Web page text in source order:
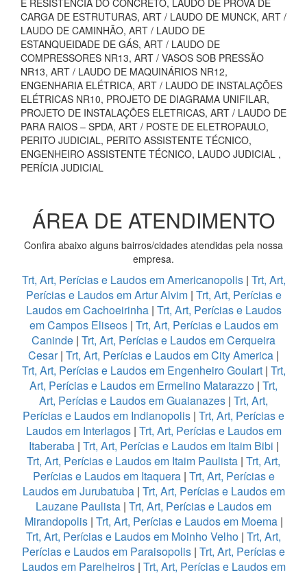
E RESISTÊNCIA DO CONCRETO, LAUDO DE PROVA DE
CARGA DE ESTRUTURAS, ART / LAUDO DE MUNCK, ART /
LAUDO DE CAMINHÃO, ART / LAUDO DE
ESTANQUEIDADE DE GÁS, ART / LAUDO DE
COMPRESSORES NR13, ART / VASOS SOB PRESSÃO
NR13, ART / LAUDO DE MAQUINÁRIOS NR12,
ENGENHARIA ELÉTRICA, ART / LAUDO DE INSTALAÇÕES
ELÉTRICAS NR10, PROJETO DE DIAGRAMA UNIFILAR,
PROJETO DE INSTALAÇÕES ELETRICAS, ART / LAUDO DE
PARA RAIOS – SPDA, ART / POSTE DE ELETROPAULO,
PERITO JUDICIAL, PERITO ASSISTENTE TÉCNICO,
ENGENHEIRO ASSISTENTE TÉCNICO, LAUDO JUDICIAL ,
PERÍCIA JUDICIAL
ÁREA DE ATENDIMENTO
Confira abaixo alguns bairros/cidades atendidas pela nossa
empresa.
Trt, Art, Perícias e Laudos em Americanopolis | Trt, Art,
Perícias e Laudos em Artur Alvim | Trt, Art, Perícias e
Laudos em Cachoeirinha| Trt, Art, Perícias e Laudos
em Campos Eliseos | Trt, Art, Perícias e Laudos em
Caninde | Trt, Art, Perícias e Laudos em Cerqueira
Cesar| Trt, Art, Perícias e Laudos em City America |
Trt, Art, Perícias e Laudos em Engenheiro Goulart | Trt,
Art, Perícias e Laudos em Ermelino Matarazzo | Trt,
Art, Perícias e Laudos em Guaianazes | Trt, Art,
Perícias e Laudos em Indianopolis | Trt, Art, Perícias e
Laudos em Interlagos| Trt, Art, Perícias e Laudos em
Itaberaba| Trt, Art, Perícias e Laudos em Itaim Bibi |
Trt, Art, Perícias e Laudos em Itaim Paulista | Trt, Art,
Perícias e Laudos em Itaquera| Trt, Art, Perícias e
Laudos em Jurubatuba| Trt, Art, Perícias e Laudos em
Lauzane Paulista | Trt, Art, Perícias e Laudos em
Mirandopolis| Trt, Art, Perícias e Laudos em Moema|
Trt, Art, Perícias e Laudos em Moinho Velho | Trt, Art,
Perícias e Laudos em Paraisopolis | Trt, Art, Perícias e
Laudos em Parelheiros| Trt, Art, Perícias e Laudos em